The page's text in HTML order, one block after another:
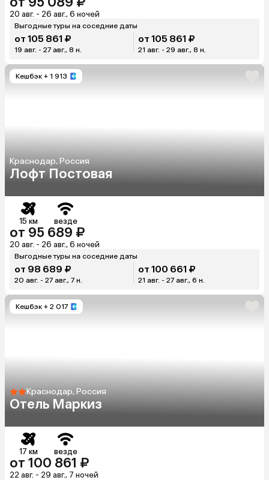
20 авг. - 26 авг., 6 ночей
Выгодные туры на соседние даты
от 105 861 ₽
19 авг. - 27 авг., 8 н.
от 105 861 ₽
21 авг. - 29 авг., 8 н.
Кешбэк + 1 913
Краснодар, Россия
Лофт Постовая
15 км везде
от 95 689 ₽
20 авг. - 26 авг., 6 ночей
Выгодные туры на соседние даты
от 98 689 ₽
20 авг. - 27 авг., 7 н.
от 100 661 ₽
21 авг. - 27 авг., 6 н.
Кешбэк + 2 017
Краснодар, Россия
Отель Маркиз
17 км везде
от 100 861 ₽
22 авг. - 29 авг., 7 ночей